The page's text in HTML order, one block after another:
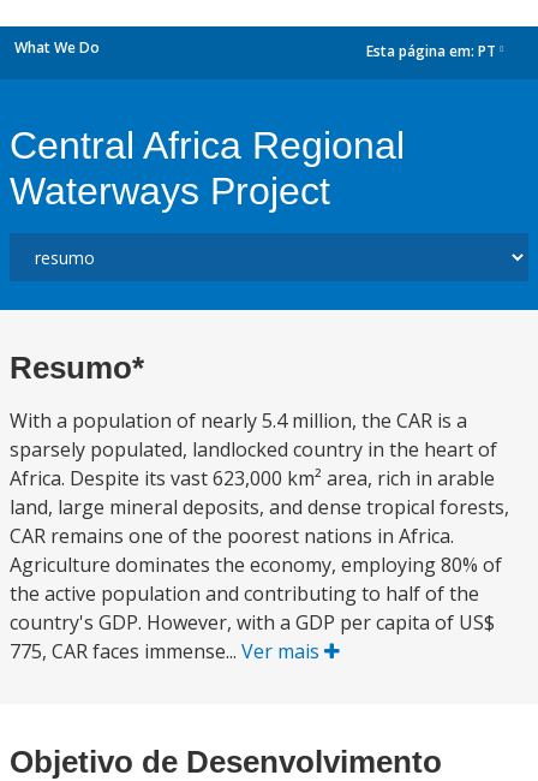
What We Do Esta página em: PT
Central Africa Regional
Waterways Project
Resumo*
With a population of nearly 5.4 million, the CAR is a
sparsely populated, landlocked country in the heart of
Africa. Despite its vast 623,000 km² area, rich in arable
land, large mineral deposits, and dense tropical forests,
CAR remains one of the poorest nations in Africa.
Agriculture dominates the economy, employing 80% of
the active population and contributing to half of the
country's GDP. However, with a GDP per capita of US$
775, CAR faces immense... Ver mais
Objetivo de Desenvolvimento